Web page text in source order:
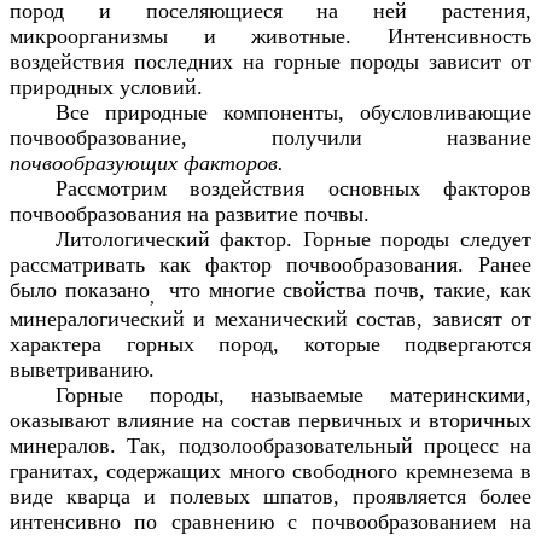
пород и поселяющиеся на ней растения,
микроорганизмы и животные. Интенсивность
воздействия последних на горные породы зависит от
природных условий.
Все природные компоненты, обусловливающие
почвообразование, получили название
почвообразующих факторов.
Рассмотрим воздействия основных факторов
почвообразования на развитие почвы.
Литологический фактор. Горные породы следует
рассматривать как фактор почвообразования. Ранее
было показано, что многие свойства почв, такие, как
минералогический и механический состав, зависят от
характера горных пород, которые подвергаются
выветриванию.
Горные породы, называемые материнскими,
оказывают влияние на состав первичных и вторичных
минералов. Так, подзолообразовательный процесс на
гранитах, содержащих много свободного кремнезема в
виде кварца и полевых шпатов, проявляется более
интенсивно по сравнению с почвообразованием на